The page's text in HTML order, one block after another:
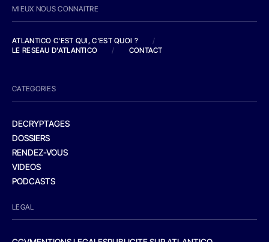
MIEUX NOUS CONNAITRE
ATLANTICO C'EST QUI, C'EST QUOI ?
/
LE RESEAU D'ATLANTICO
/ CONTACT
CATEGORIES
DECRYPTAGES
DOSSIERS
RENDEZ-VOUS
VIDEOS
PODCASTS
LEGAL